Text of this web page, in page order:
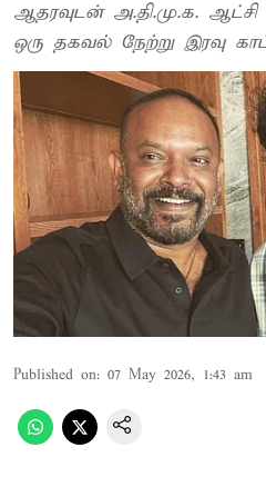
ஆதரவுடன் அ.தி.மு.க.
ஒரு தகவல் நேற்று இரவு
Published on: 07 May 2026, 1:43 am